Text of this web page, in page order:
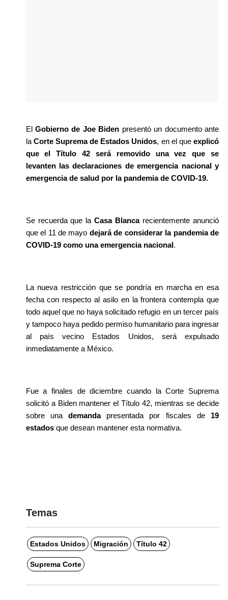
El Gobierno de Joe Biden presentó un documento ante
la Corte Suprema de Estados Unidos, en el que explicó
que el Título 42 será removido una vez que se
levanten las declaraciones de emergencia nacional y
emergencia de salud por la pandemia de COVID-19.
Se recuerda que la Casa Blanca recientemente anunció
que el 11 de mayo dejará de considerar la pandemia de
COVID-19 como una emergencia nacional .
La nueva restricción que se pondría en marcha en esa
fecha con respecto al asilo en la frontera contempla que
todo aquel que no haya solicitado refugio en un tercer país
y tampoco haya pedido permiso humanitario para ingresar
al país vecino Estados Unidos, será expulsado
inmediatamente a México.
Fue a finales de diciembre cuando la Corte Suprema
solicitó a Biden mantener el Título 42, mientras se decide
sobre una demanda presentada por fiscales de 19
estados que desean mantener esta normativa.
Temas
Estados Unidos Migración Título 42
Suprema Corte